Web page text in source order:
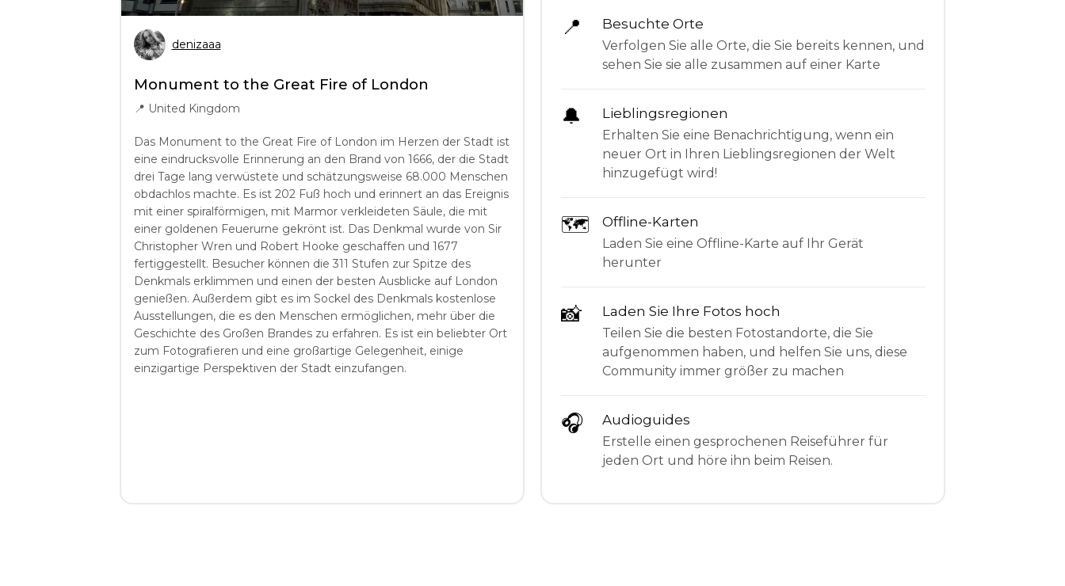
denizaaa
Monument to the Great Fire of London
📍 United Kingdom
Das Monument to the Great Fire of London im Herzen der Stadt ist
eine eindrucksvolle Erinnerung an den Brand von 1666, der die Stadt
drei Tage lang verwüstete und schätzungsweise 68.000 Menschen
obdachlos machte. Es ist 202 Fuß hoch und erinnert an das Ereignis
mit einer spiralförmigen, mit Marmor verkleideten Säule, die mit
einer goldenen Feuerurne gekrönt ist. Das Denkmal wurde von Sir
Christopher Wren und Robert Hooke geschaffen und 1677
fertiggestellt. Besucher können die 311 Stufen zur Spitze des
Denkmals erklimmen und einen der besten Ausblicke auf London
genießen. Außerdem gibt es im Sockel des Denkmals kostenlose
Ausstellungen, die es den Menschen ermöglichen, mehr über die
Geschichte des Großen Brandes zu erfahren. Es ist ein beliebter Ort
zum Fotografieren und eine großartige Gelegenheit, einige
einzigartige Perspektiven der Stadt einzufangen.
📍 Besuchte Orte
Verfolgen Sie alle Orte, die Sie bereits kennen, und
sehen Sie sie alle zusammen auf einer Karte
🔔 Lieblingsregionen
Erhalten Sie eine Benachrichtigung, wenn ein
neuer Ort in Ihren Lieblingsregionen der Welt
hinzugefügt wird!
🗺 Offline-Karten
Laden Sie eine Offline-Karte auf Ihr Gerät
herunter
📸 Laden Sie Ihre Fotos hoch
Teilen Sie die besten Fotostandorte, die Sie
aufgenommen haben, und helfen Sie uns, diese
Community immer größer zu machen
🎧 Audioguides
Erstelle einen gesprochenen Reiseführer für
jeden Ort und höre ihn beim Reisen.